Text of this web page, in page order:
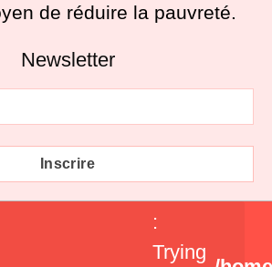
de réduire la pauvreté.
Newsletter
Inscrire
:
Trying